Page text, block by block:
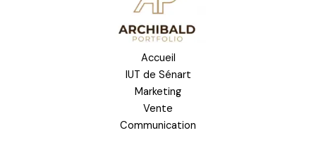
Accueil
IUT de Sénart
Marketing
Vente
Communication